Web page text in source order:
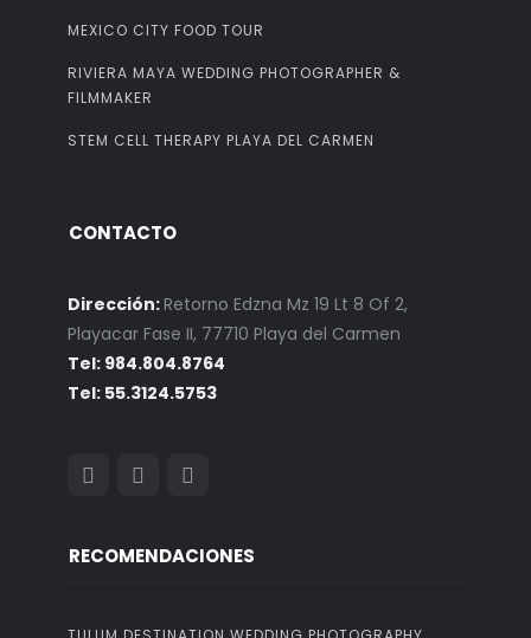
MEXICO CITY FOOD TOUR
RIVIERA MAYA WEDDING PHOTOGRAPHER &
FILMMAKER
STEM CELL THERAPY PLAYA DEL CARMEN
CONTACTO
Dirección:Retorno Edzna Mz 19 Lt 8 Of 2,
Playacar Fase II, 77710 Playa del Carmen
Tel: 984.804.8764
Tel: 55.3124.5753
RECOMENDACIONES